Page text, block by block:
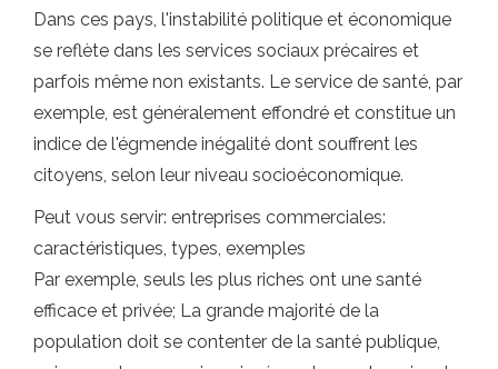
Dans ces pays, l'instabilité politique et économique
se reflète dans les services sociaux précaires et
parfois même non existants. Le service de santé, par
exemple, est généralement effondré et constitue un
indice de l'égmende inégalité dont souffrent les
citoyens, selon leur niveau socioéconomique.
Peut vous servir: entreprises commerciales:
caractéristiques, types, exemples
Par exemple, seuls les plus riches ont une santé
efficace et privée; La grande majorité de la
population doit se contenter de la santé publique,